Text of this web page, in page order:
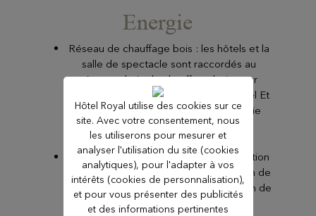
Energie
Réseau de chauffage bois : les hôtels et la
salle de spectacle sont raccordés au
réseau urbain de chauffage bois pour
réduire la consommation de gaz naturel Et
réduire notre consommation d’énergie
fossile très émetteur de CO2.
Rénovations énergétiques : modernisation
des bâtiments avec isolation, régulation de
chauffage et climatisation, et installation de
LED et détecteurs de présence.
Hôtel Royal utilise des cookies sur ce
site. Avec votre consentement, nous
les utiliserons pour mesurer et
analyser l'utilisation du site (cookies
analytiques), pour l'adapter à vos
intérêts (cookies de personnalisation),
et pour vous présenter des publicités
et des informations pertinentes